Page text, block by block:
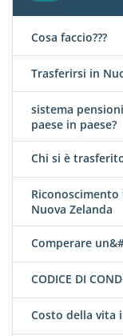
Cosa faccio???
Trasferirsi in
sistema
paese in paese?
Chi si è
Nuova Zelanda
Comperare
CODICE DI
Costo della vita